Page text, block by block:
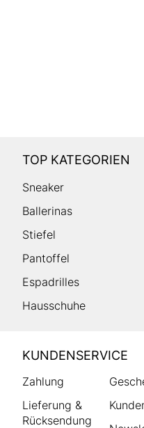
TOP KATEGORIEN
Sneaker
Ballerinas
Stiefel
Pantoffel
Espadrilles
Hausschuhe
HUMANIC
Footer
KUNDENSERVICE
Zahlung
Lieferung &
Rücksendung